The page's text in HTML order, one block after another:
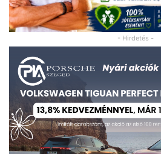
- Hirdetés -